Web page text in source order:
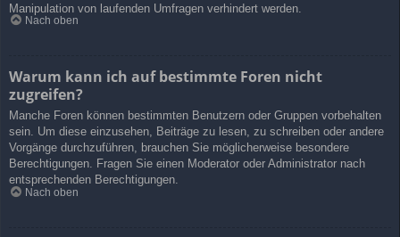
Manipulation von laufenden Umfragen verhindert werden.
Nach oben
Warum kann ich auf bestimmte Foren nicht
zugreifen?
Manche Foren können bestimmten Benutzern oder Gruppen vorbehalten
sein. Um diese einzusehen, Beiträge zu lesen, zu schreiben oder andere
Vorgänge durchzuführen, brauchen Sie möglicherweise besondere
Berechtigungen. Fragen Sie einen Moderator oder Administrator nach
entsprechenden Berechtigungen.
Nach oben